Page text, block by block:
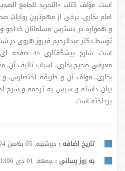
است. مؤلف کتاب «التجرید للجامع
امام بخاری، برخی از مهم‌ترین روایاتِ
و همواره در دسترس مسلمانان
توسط دکتر عبدالرحیم فیروز هروی
است. شارح
معرفی صحیح بخاری، اسباب تألیف آن،
بخاری، مولف آن و طریقۀ اختصارش،
بیان داشته و سپس به ترجمه و شرح
پرداخته است.
تاریخ اضافه : دوشنبه, 05 بهمن 1394
به روز رسانی : جمعه, 01 دی 1396